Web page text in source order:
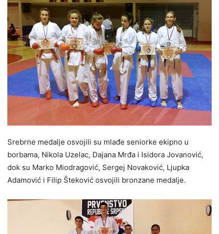
Srebrne medalje osvojili su mlađe seniorke ekipno u
borbama, Nikola Uzelac, Dajana Mrđa i Isidora Jovanović,
dok su Marko Miodragović, Sergej Novaković, Ljupka
Adamović i Filip Šteković osvojili bronzane medalje.